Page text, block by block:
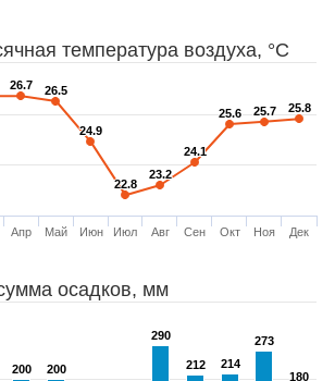
температура воздуха, °C
26.7
26.7 26.5
26.5
24.9
24.9
22.8
22.8
23.2
23.2
24.1
24.1
25.6
25.6 25.7
25.7 25.8
25.8
Апр Май Июн Июл Авг Сен Окт Ноя Дек
осадков, мм
200
200 200
200
290
290
212
212 214
214
273
273
180
180